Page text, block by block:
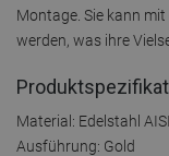
Montage. Sie kann
werden, was ihre
Material: Edelstahl
Ausführung: Gold